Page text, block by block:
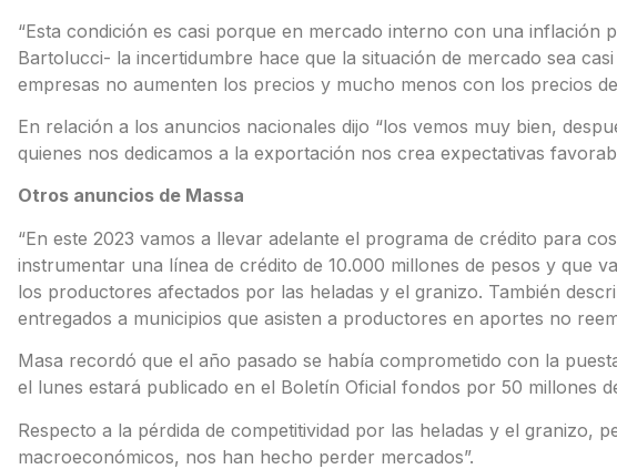
“Esta condición es casi porque en mercado interno con una inflación
Bartolucci- la incertidumbre hace que la situación de mercado sea
empresas no aumenten los precios y mucho menos con los precios
En relación a los anuncios nacionales dijo “los vemos muy bien,
quienes nos dedicamos a la exportación nos crea expectativas
Otros anuncios de Massa
“En este 2023 vamos a llevar adelante el programa de crédito para
instrumentar una línea de crédito de 10.000 millones de pesos y que
los productores afectados por las heladas y el granizo. También
entregados a municipios que asisten a productores en aportes no
Masa recordó que el año pasado se había comprometido con la
el lunes estará publicado en el Boletín Oficial fondos por 50 millones
Respecto a la pérdida de competitividad por las heladas y el granizo,
macroeconómicos, nos han hecho perder mercados”.